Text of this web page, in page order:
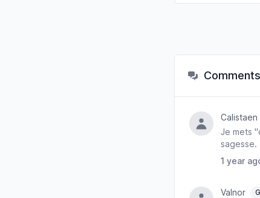
Comments
Calistaen
Je mets
sagesse.
1 year
Valnor